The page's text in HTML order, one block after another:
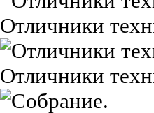
Отличники
Отличники